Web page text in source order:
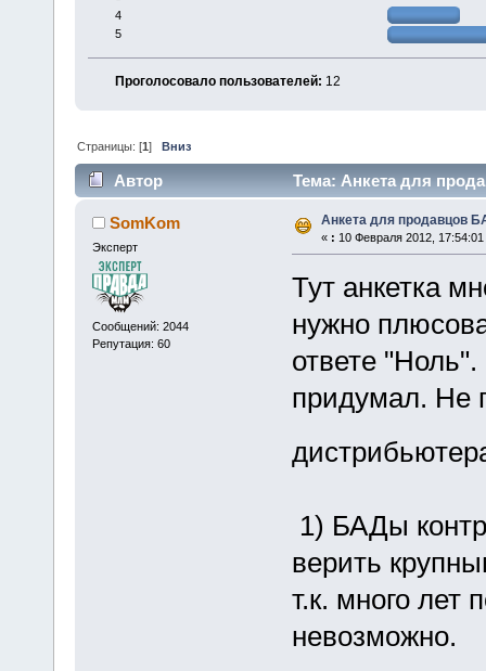
4
5
Проголосовало пользователей: 12
Страницы: [1] Вниз
Автор Тема: Анкета для
SomKom
Эксперт
Сообщений: 2044
Репутация: 60
Анкета для продавцов
« : 10 Февраля 2012, 17:54:01
Тут анкетка
нужно
ответе
придумал. Не
1) БАДы
верить
т.к. много лет
невозможно.